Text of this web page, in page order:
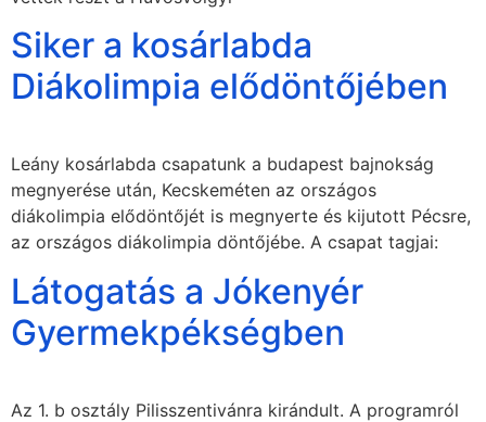
Siker a kosárlabda
Diákolimpia elődöntőjében
Leány kosárlabda csapatunk a budapest bajnokság
megnyerése után, Kecskeméten az országos
diákolimpia elődöntőjét is megnyerte és kijutott Pécsre,
az országos diákolimpia döntőjébe. A csapat tagjai:
Látogatás a Jókenyér
Gyermekpékségben
Az 1. b osztály Pilisszentivánra kirándult. A programról